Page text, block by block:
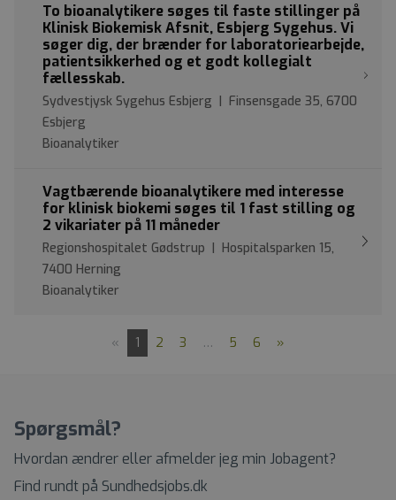
To bioanalytikere søges til faste stillinger på
Klinisk Biokemisk Afsnit, Esbjerg Sygehus. Vi
søger dig, der brænder for laboratoriearbejde,
patientsikkerhed og et godt kollegialt
fællesskab.
Sydvestjysk Sygehus Esbjerg | Finsensgade 35, 6700
Esbjerg
Bioanalytiker
Vagtbærende bioanalytikere med interesse
for klinisk biokemi søges til 1 fast stilling og
2 vikariater på 11 måneder
Regionshospitalet Gødstrup | Hospitalsparken 15,
7400 Herning
Bioanalytiker
« 1 2 3 … 5 6 »
Spørgsmål?
Hvordan ændrer eller afmelder jeg min Jobagent?
Find rundt på Sundhedsjobs.dk